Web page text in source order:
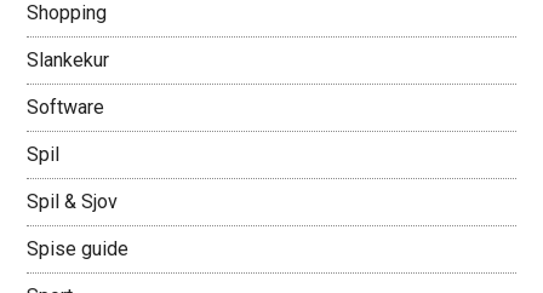
Shopping
Slankekur
Software
Spil
Spil & Sjov
Spise guide